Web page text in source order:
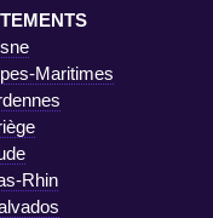
Maritimes
Rhin